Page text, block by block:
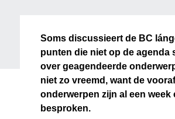
Soms discussieert de BC
punten die niet op de agenda
over geagendeerde
niet zo vreemd, want de
onderwerpen zijn al een week
besproken.